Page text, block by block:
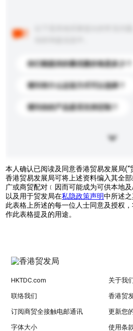
你们能提供的最优惠价格是多少？
请问有什么运送方式可以选择？
请问你的产品是否支持定制？
本人确认已阅读及同意香港贸易发展局(“
香港贸易发展局可将上述资料编入其全
广或商贸配对﹝因而可能成为可供本地
以及用于贸发局在私隐政策声明中所述
此表格上所述的每一位人士同意及授权
作此表格提及的用途。
HKTDC.com 关于我
联络我们 香港贸
订阅商贸全接触电邮通讯 更新您
字体大小 使用条